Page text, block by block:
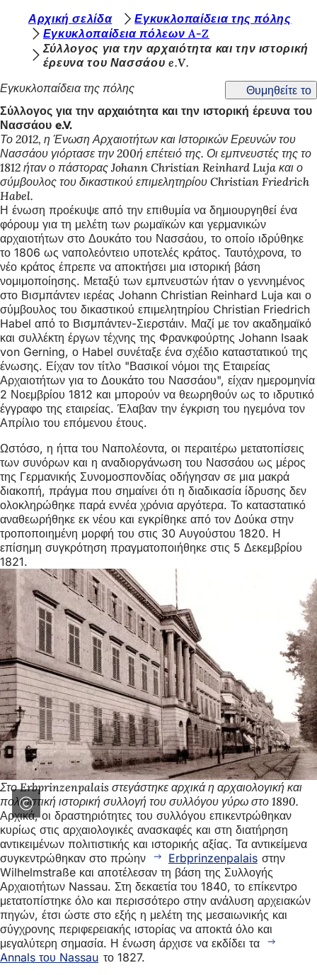
Μετάβαση στο περιεχόμενο
σ
κ
ε
σ
τ
ε
ε
δ
ώ
:
Αρχική σελίδα
Εγκυκλοπαίδεια της πόλης
Εγκυκλοπαίδεια πόλεων A-Z
Σύλλογος για την αρχαιότητα και την ιστορική
έρευνα του Νασσάου e.V.
Εγκυκλοπαίδεια της πόλης
Θυμηθείτε το
Σύλλογος για την αρχαιότητα και την ιστορική έρευνα του
Νασσάου e.V.
Το 2012, η Ένωση Αρχαιοτήτων και Ιστορικών Ερευνών του
Νασσάου γιόρτασε την 200ή επέτειό της. Οι εμπνευστές της το
1812 ήταν ο πάστορας Johann Christian Reinhard Luja και ο
σύμβουλος του δικαστικού επιμελητηρίου Christian Friedrich
Habel.
Η ένωση προέκυψε από την επιθυμία να δημιουργηθεί ένα
φόρουμ για τη μελέτη των ρωμαϊκών και γερμανικών
αρχαιοτήτων στο Δουκάτο του Νασσάου, το οποίο ιδρύθηκε
το 1806 ως ναπολεόντειο υποτελές κράτος. Ταυτόχρονα, το
νέο κράτος έπρεπε να αποκτήσει μια ιστορική βάση
νομιμοποίησης. Μεταξύ των εμπνευστών ήταν ο γεννημένος
στο Βισμπάντεν ιερέας Johann Christian Reinhard Luja και ο
σύμβουλος του δικαστικού επιμελητηρίου Christian Friedrich
Habel από το Βισμπάντεν-Σιερστάιν. Μαζί με τον ακαδημαϊκό
και συλλέκτη έργων τέχνης της Φρανκφούρτης Johann Isaak
von Gerning, ο Habel συνέταξε ένα σχέδιο καταστατικού της
ένωσης. Είχαν τον τίτλο "Βασικοί νόμοι της Εταιρείας
Αρχαιοτήτων για το Δουκάτο του Νασσάου", είχαν ημερομηνία
2 Νοεμβρίου 1812 και μπορούν να θεωρηθούν ως το ιδρυτικό
έγγραφο της εταιρείας. Έλαβαν την έγκριση του ηγεμόνα τον
Απρίλιο του επόμενου έτους.
Ωστόσο, η ήττα του Ναπολέοντα, οι περαιτέρω μετατοπίσεις
των συνόρων και η αναδιοργάνωση του Νασσάου ως μέρος
της Γερμανικής Συνομοσπονδίας οδήγησαν σε μια μακρά
διακοπή, πράγμα που σημαίνει ότι η διαδικασία ίδρυσης δεν
ολοκληρώθηκε παρά εννέα χρόνια αργότερα. Το καταστατικό
αναθεωρήθηκε εκ νέου και εγκρίθηκε από τον Δούκα στην
τροποποιημένη μορφή του στις 30 Αυγούστου 1820. Η
επίσημη συγκρότηση πραγματοποιήθηκε στις 5 Δεκεμβρίου
1821.
Στο Erbprinzenpalais στεγάστηκε αρχικά η αρχαιολογική και
πολιτιστική ιστορική συλλογή του συλλόγου γύρω στο 1890.
Αρχικά, οι δραστηριότητες του συλλόγου επικεντρώθηκαν
κυρίως στις αρχαιολογικές ανασκαφές και στη διατήρηση
αντικειμένων πολιτιστικής και ιστορικής αξίας. Τα αντικείμενα
συγκεντρώθηκαν στο πρώην
Erbprinzenpalais στην
Wilhelmstraße και αποτέλεσαν τη βάση της Συλλογής
Αρχαιοτήτων Nassau. Στη δεκαετία του 1840, το επίκεντρο
μετατοπίστηκε όλο και περισσότερο στην ανάλυση αρχειακών
πηγών, έτσι ώστε στο εξής η μελέτη της μεσαιωνικής και
σύγχρονης περιφερειακής ιστορίας να αποκτά όλο και
μεγαλύτερη σημασία. Η ένωση άρχισε να εκδίδει τα
Annals του Nassau το 1827.